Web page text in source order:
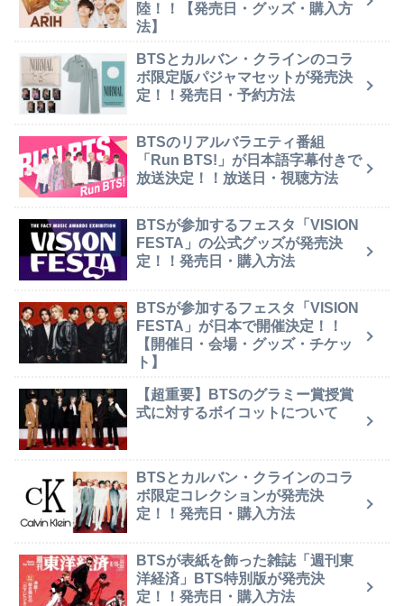
陸！！【発売日・グッズ・購入方
法】
BTSとカルバン・クラインのコラ
ボ限定版パジャマセットが発売決
定！！発売日・予約方法
BTSのリアルバラエティ番組
「Run BTS!」が日本語字幕付きで
放送決定！！放送日・視聴方法
BTSが参加するフェスタ「VISION
FESTA」の公式グッズが発売決
定！！発売日・購入方法
BTSが参加するフェスタ「VISION
FESTA」が日本で開催決定！！
【開催日・会場・グッズ・チケッ
ト】
【超重要】BTSのグラミー賞授賞
式に対するボイコットについて
BTSとカルバン・クラインのコラ
ボ限定コレクションが発売決
定！！発売日・購入方法
BTSが表紙を飾った雑誌「週刊東
洋経済」BTS特別版が発売決
定！！発売日・購入方法